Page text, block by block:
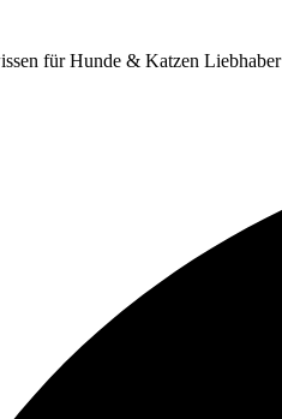
für Hunde & Katzen Liebhaber